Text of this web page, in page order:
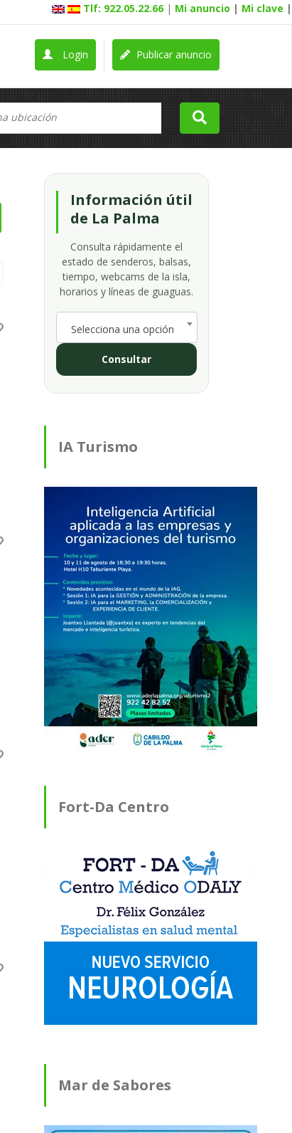
Tlf: 922.05.22.66 | Mi anuncio | Mi clave |
Publicar anuncio
Login
Información útil
de La Palma
Consulta rápidamente el
estado de senderos, balsas,
tiempo, webcams de la isla,
horarios y líneas de guaguas.
Selecciona una opción
Consultar
IA Turismo
Fort-Da Centro
Mar de Sabores